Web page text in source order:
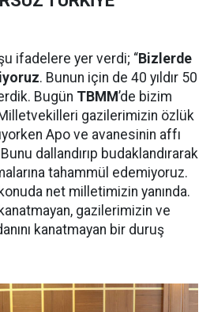
ifadelere yer verdi; “Bizlerde
. Bunun için de 40 yıldır 50
Bugün TBMM’de bizim
gazilerimizin özlük
Apo ve avanesinin affı
dallandırıp budaklandırarak
tahammül edemiyoruz.
net milletimizin yanında.
gazilerimizin ve
kanatmayan bir duruş